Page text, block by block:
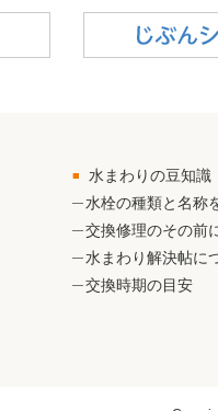
水まわりの豆知識
水栓の種類と名称
交換修理のその前
水まわり解決帖に
交換時期の目安